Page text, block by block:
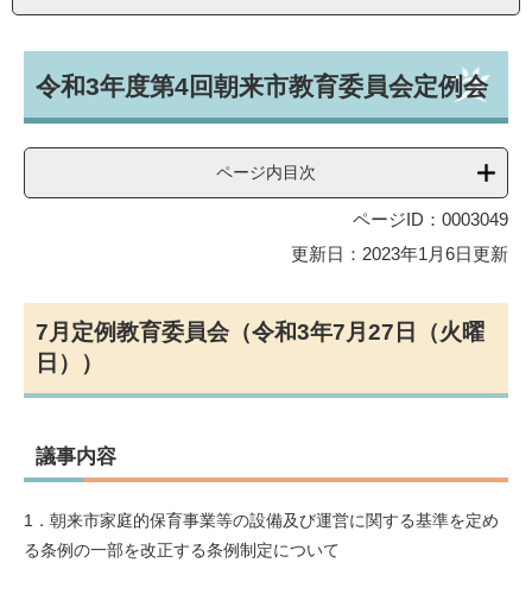
文令和3年度第4回朝来市教育委員会定例会
ページ内目次
ページID：0003049
更新日：2023年1月6日更新
7月定例教育委員会（令和3年7月27日（火曜
日））
議事内容
1．朝来市家庭的保育事業等の設備及び運営に関する基準を定め
る条例の一部を改正する条例制定について